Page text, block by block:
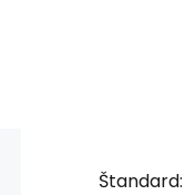
Štandard: